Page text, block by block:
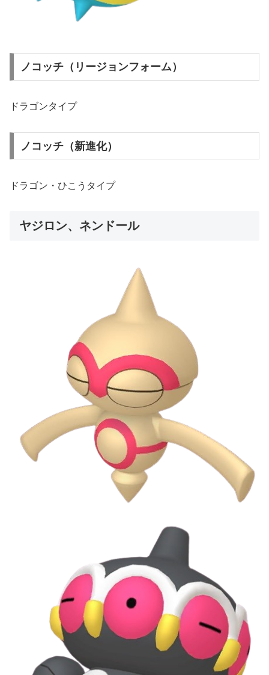
ノコッチ（リージョンフォーム）
ドラゴンタイプ
ノコッチ（新進化）
ドラゴン・ひこうタイプ
ヤジロン、ネンドール